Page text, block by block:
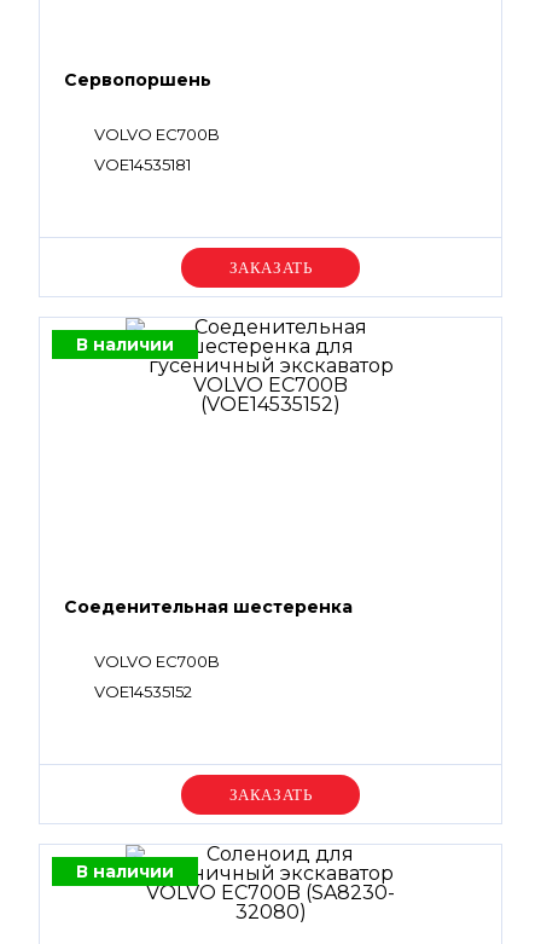
Сервопоршень
VOLVO EC700B
VOE14535181
Уточняйте цену
В наличии
Соеденительная шестеренка
VOLVO EC700B
VOE14535152
Уточняйте цену
В наличии